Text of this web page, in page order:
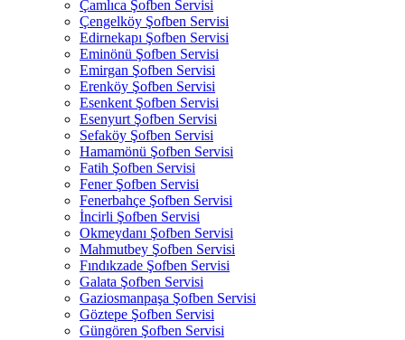
Çamlıca Şofben Servisi
Çengelköy Şofben Servisi
Edirnekapı Şofben Servisi
Eminönü Şofben Servisi
Emirgan Şofben Servisi
Erenköy Şofben Servisi
Esenkent Şofben Servisi
Esenyurt Şofben Servisi
Sefaköy Şofben Servisi
Hamamönü Şofben Servisi
Fatih Şofben Servisi
Fener Şofben Servisi
Fenerbahçe Şofben Servisi
İncirli Şofben Servisi
Okmeydanı Şofben Servisi
Mahmutbey Şofben Servisi
Fındıkzade Şofben Servisi
Galata Şofben Servisi
Gaziosmanpaşa Şofben Servisi
Göztepe Şofben Servisi
Güngören Şofben Servisi